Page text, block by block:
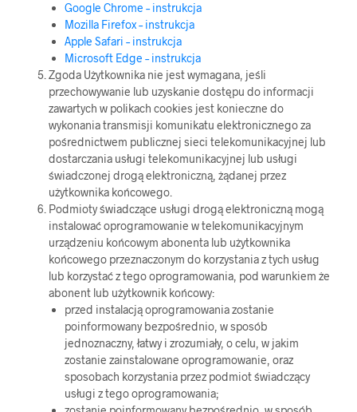
Google Chrome – instrukcja
Mozilla Firefox – instrukcja
Apple Safari – instrukcja
Microsoft Edge – instrukcja
Zgoda Użytkownika nie jest wymagana, jeśli
przechowywanie lub uzyskanie dostępu do informacji
zawartych w polikach cookies jest konieczne do
wykonania transmisji komunikatu elektronicznego za
pośrednictwem publicznej sieci telekomunikacyjnej lub
dostarczania usługi telekomunikacyjnej lub usługi
świadczonej drogą elektroniczną, żądanej przez
użytkownika końcowego.
Podmioty świadczące usługi drogą elektroniczną mogą
instalować oprogramowanie w telekomunikacyjnym
urządzeniu końcowym abonenta lub użytkownika
końcowego przeznaczonym do korzystania z tych usług
lub korzystać z tego oprogramowania, pod warunkiem że
abonent lub użytkownik końcowy:
przed instalacją oprogramowania zostanie
poinformowany bezpośrednio, w sposób
jednoznaczny, łatwy i zrozumiały, o celu, w jakim
zostanie zainstalowane oprogramowanie, oraz
sposobach korzystania przez podmiot świadczący
usługi z tego oprogramowania;